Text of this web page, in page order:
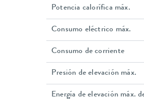
Potencia calorífica máx.
Consumo eléctrico máx.
Consumo de corriente
Presión de elevación máx.
Energía de elevación máx.